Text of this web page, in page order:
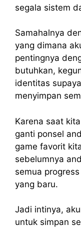
segala sistem
Samahalnya
yang dimana
pentingnya
butuhkan,
identitas
menyimpan
Karena saat
ganti ponsel
game favorit
sebelumnya
semua
yang baru.
Jadi intinya,
untuk simpan